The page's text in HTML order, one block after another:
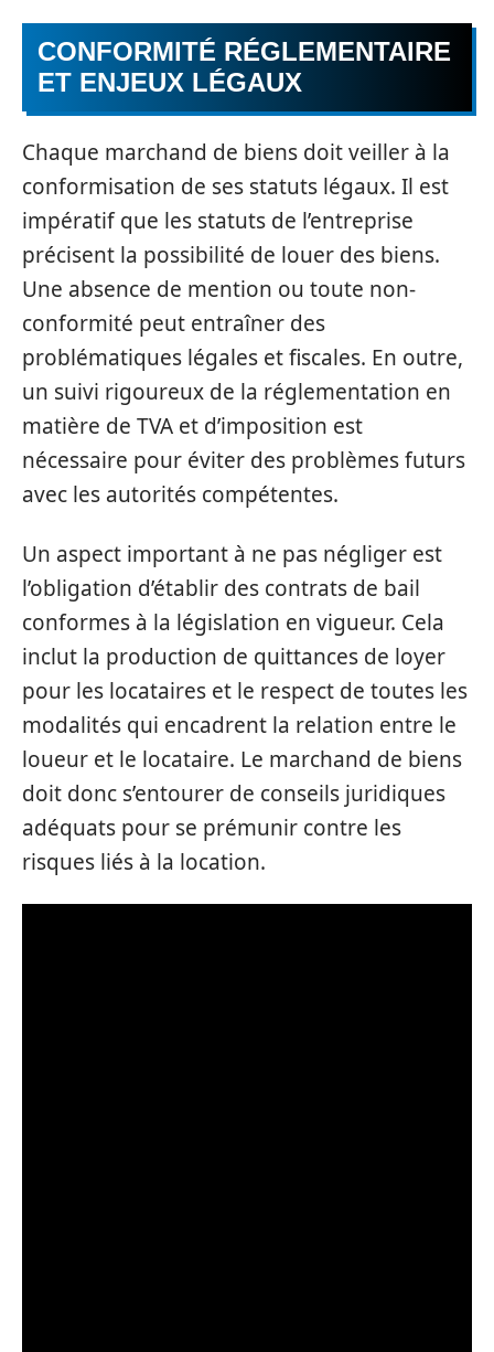
CONFORMITÉ RÉGLEMENTAIRE
ET ENJEUX LÉGAUX
Chaque marchand de biens doit veiller à la
conformisation de ses statuts légaux. Il est
impératif que les statuts de l’entreprise
précisent la possibilité de louer des biens.
Une absence de mention ou toute non-
conformité peut entraîner des
problématiques légales et fiscales. En outre,
un suivi rigoureux de la réglementation en
matière de TVA et d’imposition est
nécessaire pour éviter des problèmes futurs
avec les autorités compétentes.
Un aspect important à ne pas négliger est
l’obligation d’établir des contrats de bail
conformes à la législation en vigueur. Cela
inclut la production de quittances de loyer
pour les locataires et le respect de toutes les
modalités qui encadrent la relation entre le
loueur et le locataire. Le marchand de biens
doit donc s’entourer de conseils juridiques
adéquats pour se prémunir contre les
risques liés à la location.